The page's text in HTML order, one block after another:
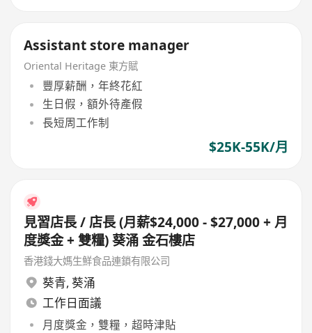
Assistant store manager
Oriental Heritage 東方賦
豐厚薪酬，年終花紅
生日假，額外待產假
長短周工作制
$25K-55K/月
見習店長 / 店長 (月薪$24,000 - $27,000 + 月
度獎金 + 雙糧) 葵涌 金石樓店
香港錢大媽生鮮食品連鎖有限公司
葵青, 葵涌
工作日面議
月度獎金，雙糧，超時津貼